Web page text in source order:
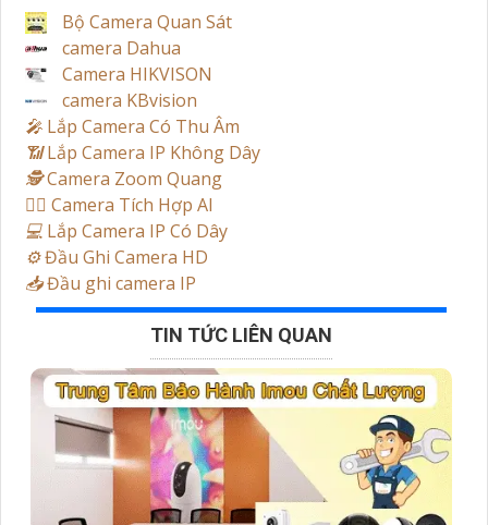
Bộ Camera Quan Sát
camera Dahua
Camera HIKVISON
camera KBvision
️🎤️ Lắp Camera Có Thu Âm
📶Lắp Camera IP Không Dây
🕵️Camera Zoom Quang
🧛‍♀️ Camera Tích Hợp AI
💻 Lắp Camera IP Có Dây
⚙️Đầu Ghi Camera HD
📥Đầu ghi camera IP
TIN TỨC LIÊN QUAN